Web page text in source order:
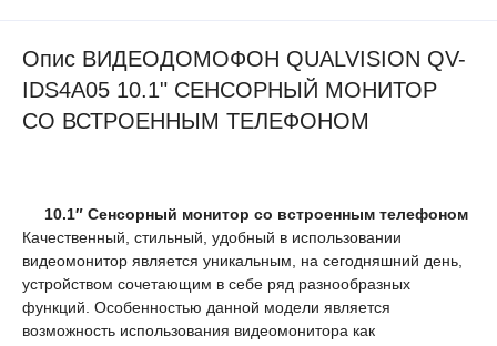
Опис ВИДЕОДОМОФОН QUALVISION QV-
IDS4A05 10.1" СЕНСОРНЫЙ МОНИТОР
СО ВСТРОЕННЫМ ТЕЛЕФОНОМ
10.1″ Сенсорный монитор со встроенным телефоном
Качественный, стильный, удобный в использовании
видеомонитор является уникальным, на сегодняшний день,
устройством сочетающим в себе ряд разнообразных
функций. Особенностью данной модели является
возможность использования видеомонитора как